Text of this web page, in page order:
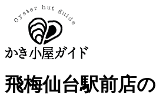
飛梅仙台駅前店